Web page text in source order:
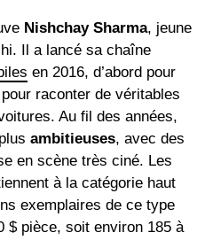
Nishchay Sharma, jeune
Il a lancé sa chaîne
en 2016, d’abord pour
raconter de véritables
Au fil des années,
ambitieuses, avec des
en scène très ciné. Les
à la catégorie haut
exemplaires de ce type
$ pièce, soit environ 185 à